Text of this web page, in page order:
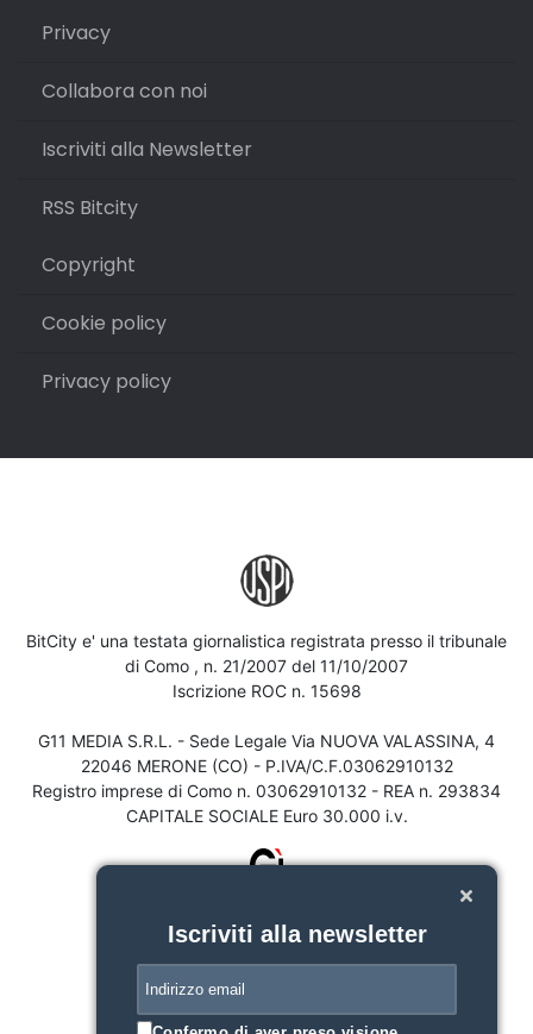
Privacy
Collabora con noi
Iscriviti alla Newsletter
RSS Bitcity
Copyright
Cookie policy
Privacy policy
BitCity e' una testata giornalistica registrata presso il tribunale
di Como , n. 21/2007 del 11/10/2007
Iscrizione ROC n. 15698
G11 MEDIA S.R.L. - Sede Legale Via NUOVA VALASSINA, 4
22046 MERONE (CO) - P.IVA/C.F.03062910132
Registro imprese di Como n. 03062910132 - REA n. 293834
CAPITALE SOCIALE Euro 30.000 i.v.
Iscriviti alla newsletter